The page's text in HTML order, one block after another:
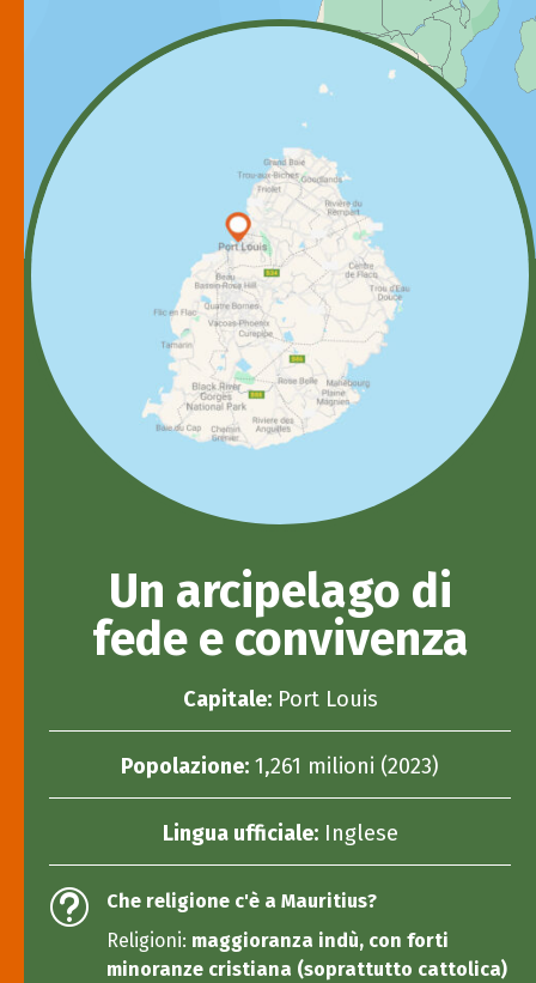
Un arcipelago di
fede e convivenza
Capitale:Port Louis
Popolazione: 1,261 milioni (2023)
Lingua ufficiale:Inglese
t
Che religione c'è a Mauritius?
Religioni: maggioranza indù, con forti
minoranze cristiana (soprattutto cattolica)